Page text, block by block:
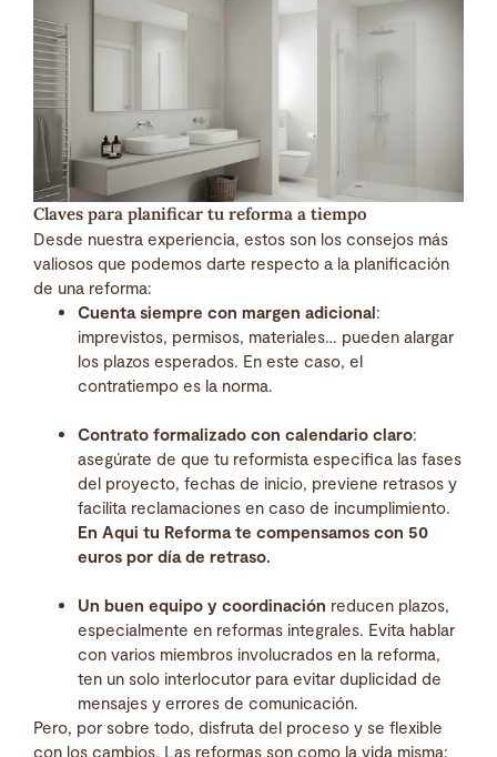
Claves para planificar tu reforma a tiempo
Desde nuestra experiencia, estos son los consejos más
valiosos que podemos darte respecto a la planificación
de una reforma:
Cuenta siempre con margen adicional:
imprevistos, permisos, materiales… pueden alargar
los plazos esperados. En este caso, el
contratiempo es la norma.
Contrato formalizado con calendario claro:
asegúrate de que tu reformista especifica las fases
del proyecto, fechas de inicio, previene retrasos y
facilita reclamaciones en caso de incumplimiento.
En Aqui tu Reforma te compensamos con 50
euros por día de retraso.
Un buen equipo y coordinación reducen plazos,
especialmente en reformas integrales. Evita hablar
con varios miembros involucrados en la reforma,
ten un solo interlocutor para evitar duplicidad de
mensajes y errores de comunicación.
Pero, por sobre todo, disfruta del proceso y se flexible
con los cambios. Las reformas son como la vida misma: